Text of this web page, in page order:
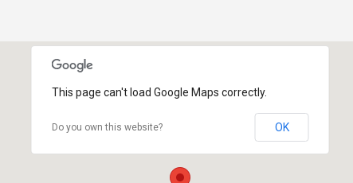
This page can't load Google Maps correctly.
Do you own this website? OK